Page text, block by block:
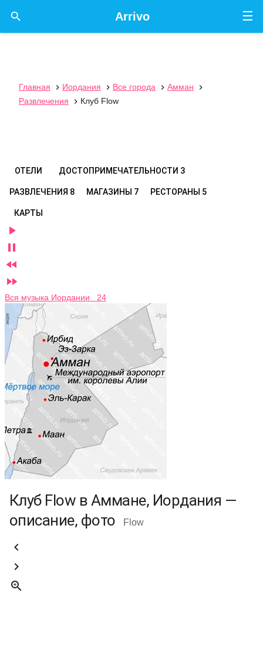
☰
Arrivo

Главная  Иордания  Все города  Амман

Развлечения
 Клуб Flow
ОТЕЛИ ДОСТОПРИМЕЧАТЕЛЬНОСТИ 3
РАЗВЛЕЧЕНИЯ 8 МАГАЗИНЫ 7 РЕСТОРАНЫ 5
КАРТЫ




Вся музыка Иордании 24
Клуб Flow в Аммане, Иордания —
описание, фото
Flow


